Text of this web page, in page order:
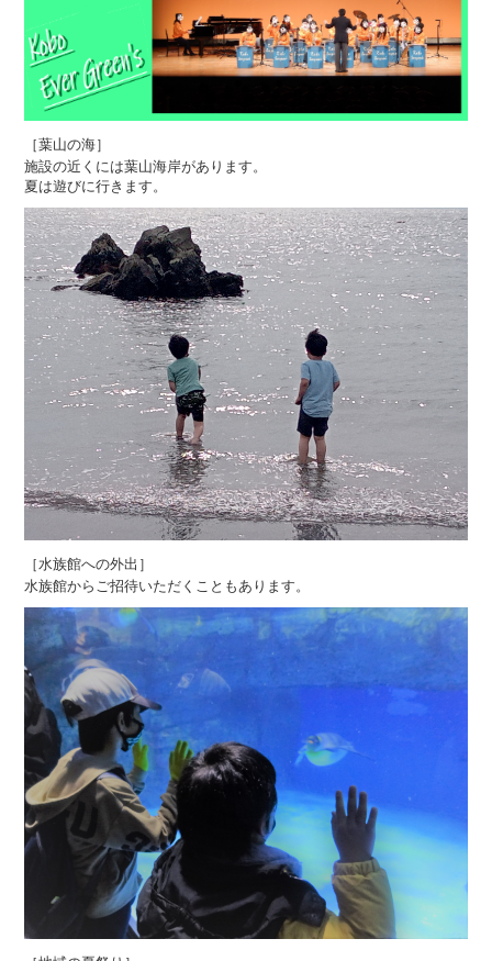
［葉山の海］
施設の近くには葉山海岸があります。
夏は遊びに行きます。
［水族館への外出］
水族館からご招待いただくこともあります。